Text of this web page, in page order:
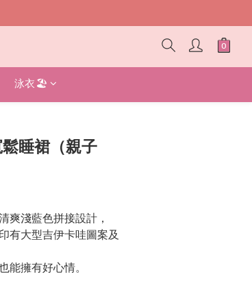
泳衣🏖️
睡裙（親子
爽淺藍色拼接設計，
有大型吉伊卡哇圖案及
擁有好心情。